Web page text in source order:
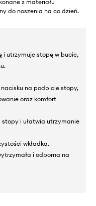
z materiału
do noszenia na co dzień.
utrzymuje stopę w bucie,
nacisku na podbicie stopy,
oraz komfort
i ułatwia utrzymanie
wkładka.
i odporna na